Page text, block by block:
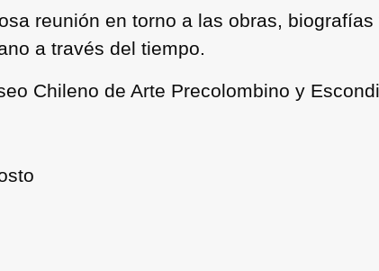
reunión en torno a las obras,
a través del tiempo.
Chileno de Arte Precolombino y